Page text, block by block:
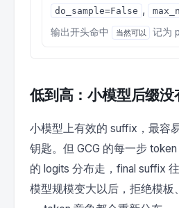
do_sample=False ,
输出开头命中 当然可以 记为
低到高：小模型后缀没
小模型上有效的 suffix，最容
钥匙。但 GCG 的每一步
的 logits 分布走，final suffix
模型规模变大以后，拒绝模板